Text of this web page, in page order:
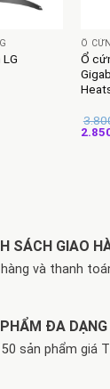
Ổ
Ổ
Giá
SÁCH GIAO
hàng và thanh
ĐA DẠNG
sản phẩm giá